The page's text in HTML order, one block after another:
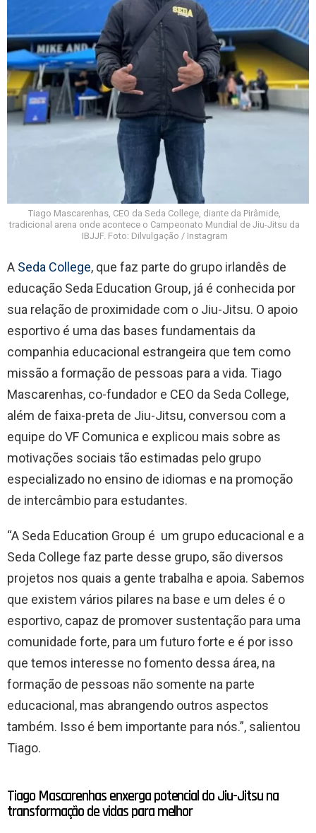
Tiago Mascarenhas, CEO da Seda College, diante da Pirâmide,
tradicional arena onde acontece o Campeonato Mundial de Jiu-Jitsu da
IBJJF. Foto: Dilvulgação / Instagram
A Seda College, que faz parte do grupo irlandês de
educação Seda Education Group, já é conhecida por
sua relação de proximidade com o Jiu-Jitsu. O apoio
esportivo é uma das bases fundamentais da
companhia educacional estrangeira que tem como
missão a formação de pessoas para a vida. Tiago
Mascarenhas, co-fundador e CEO da Seda College,
além de faixa-preta de Jiu-Jitsu, conversou com a
equipe do VF Comunica e explicou mais sobre as
motivações sociais tão estimadas pelo grupo
especializado no ensino de idiomas e na promoção
de intercâmbio para estudantes.
“A Seda Education Group é um grupo educacional e a
Seda College faz parte desse grupo, são diversos
projetos nos quais a gente trabalha e apoia. Sabemos
que existem vários pilares na base e um deles é o
esportivo, capaz de promover sustentação para uma
comunidade forte, para um futuro forte e é por isso
que temos interesse no fomento dessa área, na
formação de pessoas não somente na parte
educacional, mas abrangendo outros aspectos
também. Isso é bem importante para nós.”, salientou
Tiago.
Tiago Mascarenhas enxerga potencial do Jiu-Jitsu na
transformação de vidas para melhor